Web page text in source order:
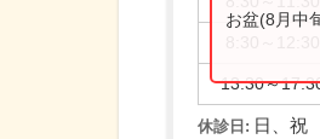
13:30～
お盆(8月中
休診日: 日、祝